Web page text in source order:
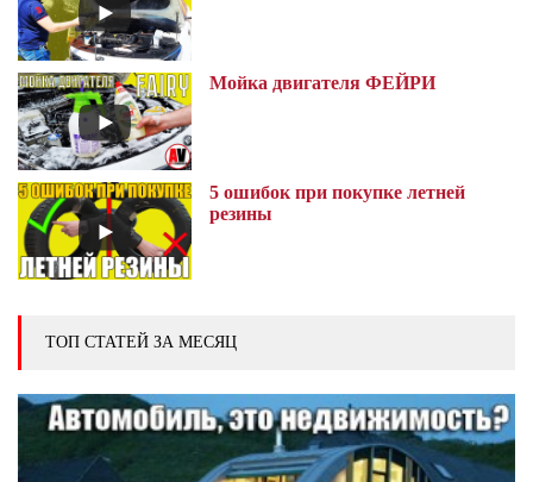
Мойка двигателя ФЕЙРИ
5 ошибок при покупке летней
резины
ТОП СТАТЕЙ ЗА МЕСЯЦ